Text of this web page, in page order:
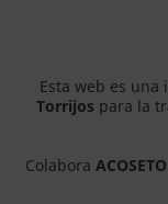
Esta web es una
Torrijos para la
Colabora ACOSETO